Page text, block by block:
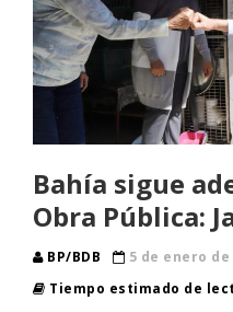
Bahía sigue
Obra Pública:
BP/BDB
5 de enero de
Tiempo estimado de